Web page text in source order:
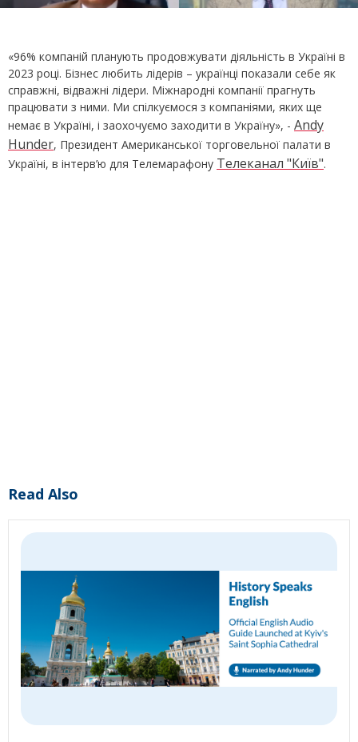
«96% компаній планують продовжувати діяльність в Україні в
2023 році. Бізнес любить лідерів – українці показали себе як
справжні, відважні лідери. Міжнародні компанії прагнуть
працювати з ними. Ми спілкуємося з компаніями, яких ще
немає в Україні, і заохочуємо заходити в Україну», - Andy
Hunder, Президент Американської торговельної палати в
Україні, в інтерв’ю для Телемарафону Телеканал "Київ".
Read Also